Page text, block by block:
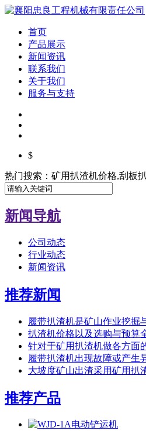
首页
产品展示
新闻资讯
联系我们
关于我们
服务与支持
$
热门搜索：矿用扒渣机价格,刮板
新闻导航
公司动态
行业动态
新闻资讯
推荐新闻
履带扒渣机是矿山作业挖掘
扒渣机价格以及选购与预算
针对于矿用扒渣机做各方面
履带扒渣机出现故障或产生
大坡度矿山出渣采用矿用扒
推荐产品